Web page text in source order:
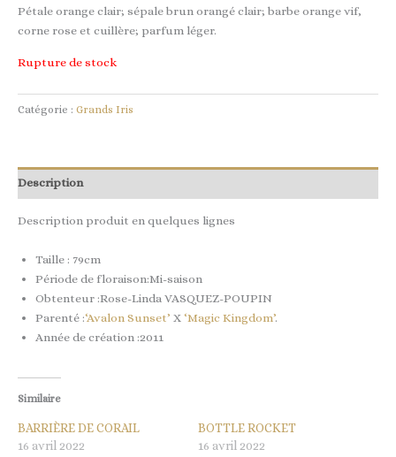
Pétale orange clair; sépale brun orangé clair; barbe orange vif,
corne rose et cuillère; parfum léger.
Rupture de stock
Catégorie : Grands Iris
Description
Description produit en quelques lignes
Taille : 79cm
Période de floraison:Mi-saison
Obtenteur :Rose-Linda VASQUEZ-POUPIN
Parenté :‘Avalon Sunset’ X ‘Magic Kingdom’.
Année de création :2011
Similaire
BARRIÈRE DE CORAIL
16 avril 2022
BOTTLE ROCKET
16 avril 2022